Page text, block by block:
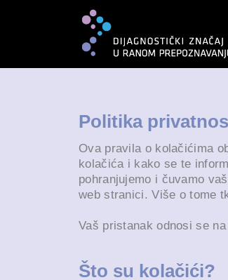
Politika
Ova pravila o kolačićima
kolačića i kako se te
pohranjujemo i čuvamo
web stranici. Više o tome
Vaš pristanak odnosi se
Što su kolačići?